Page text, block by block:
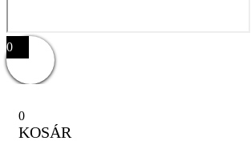
0
0
KOSÁR